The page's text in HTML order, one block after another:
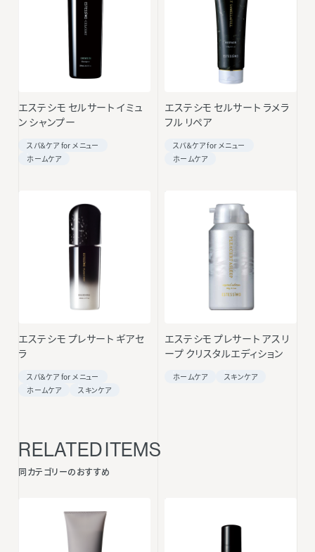
エステシモ セルサート イミュ
ン シャンプー
スパ＆ケア for メニュー
ホームケア
エステシモ セルサート ラメラ
フル リペア
スパ＆ケア for メニュー
ホームケア
エステシモ プレサート ギアセ
ラ
スパ＆ケア for メニュー
ホームケア
スキンケア
エステシモ プレサート アスリ
ープ クリスタルエディション
ホームケア スキンケア
RELATED ITEMS
同カテゴリーのおすすめ